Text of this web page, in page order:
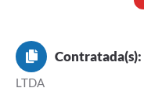
Contratada(s):
LTDA